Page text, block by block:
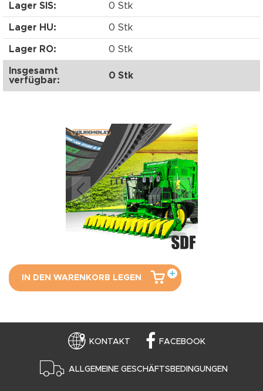
Lager SIS: 0 Stk
Lager HU: 0 Stk
Lager RO: 0 Stk
Insgesamt
verfügbar:
0 Stk
IN DEN WARENKORB LEGEN
KONTAKT FACEBOOK
ALLGEMEINE GESCHÄFTSBEDINGUNGEN